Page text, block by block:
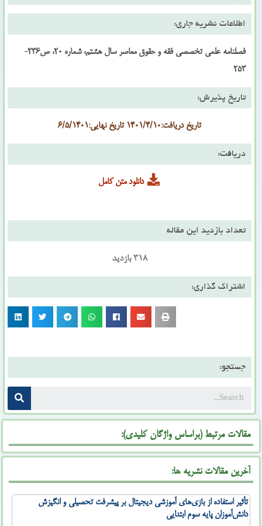
اطلاعات نشریه جاری:
فصلنامه علمی تخصصی فقه و حقوق معاصر سال هشتم، شماره 20، ص236-
253
تاریخ پذیرش:
تاریخ دریافت:1401/4/10 تاریخ نهایی:6/5/1401
دریافت:
دانلود متن کامل
تعداد بازدید این مقاله
318 بازدید
اشتراک گذاری:
جستجو:
مقالات مرتبط (براساس واژگان کلیدی):
آخرین مقالات نشریه ها:
تأثیر استفاده از بازی‌های آموزشی دیجیتال بر پیشرفت تحصیلی و انگیزش
دانش‌آموزان پایه سوم ابتدایی